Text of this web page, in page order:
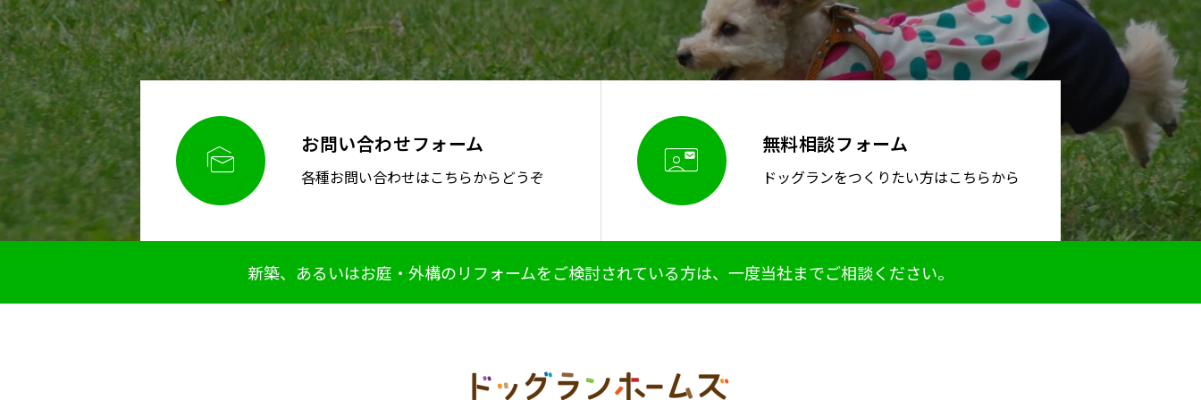
 お問い合わせフォーム
各種お問い合わせはこちらからどうぞ  無料相談フォーム
ドッグランをつくりたい方はこちらから
新築、あるいはお庭・外構のリフォームをご検討されている方は、一度当社までご相談ください。